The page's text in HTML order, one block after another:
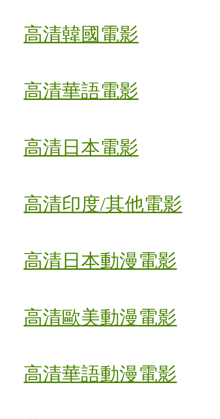
高清韓國電影
高清華語電影
高清日本電影
高清印度/其他電影
高清日本動漫電影
高清歐美動漫電影
高清華語動漫電影